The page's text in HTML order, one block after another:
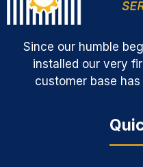
Since our humble
installed our very
customer base